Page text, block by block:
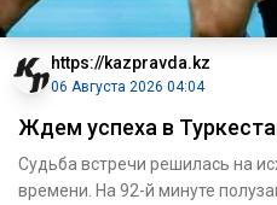
https://kazpravda.kz
06 Августа 2026 04:04
Ждем успеха в
Судьба встречи решилась на
времени. На 92-й минуте